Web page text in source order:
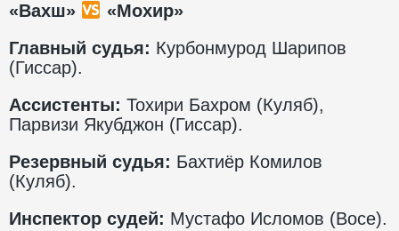
«Вахш»
«Мохир»
Главный судья: Курбонмурод Шарипов
(Гиссар).
Ассистенты: Тохири Бахром (Куляб),
Парвизи Якубджон (Гиссар).
Резервный судья: Бахтиёр Комилов
(Куляб).
Инспектор судей: Мустафо Исломов (Восе).